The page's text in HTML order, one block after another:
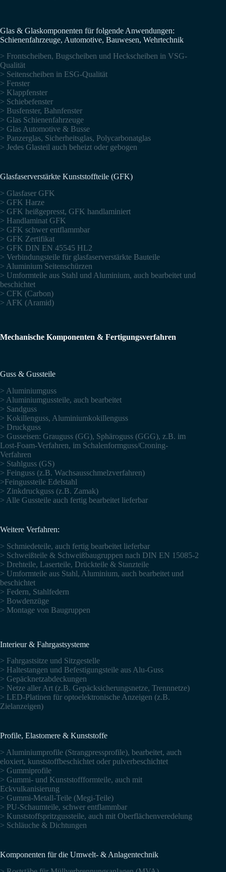
Glas & Glaskomponenten für folgende Anwendungen:
Schienenfahrzeuge, Automotive, Bauwesen, Wehrtechnik
> Frontscheiben, Bugscheiben und Heckscheiben in VSG-
Qualität
> Seitenscheiben in ESG-Qualität
> Fenster
> Klappfenster
> Schiebefenster
> Busfenster, Bahnfenster
> Glas Schienenfahrzeuge
> Glas Automotive & Busse
> Panzerglas, Sicherheitsglas, Polycarbonatglas
> Jedes Glasteil auch beheizt oder gebogen
Glasfaserverstärkte Kunststoffteile (GFK)
> Glasfaser GFK
> GFK Harze
> GFK heißgepresst, GFK handlaminiert
> Handlaminat GFK
> GFK schwer entflammbar
> GFK Zertifikat
> GFK DIN EN 45545 HL2
> Verbindungsteile für glasfaserverstärkte Bauteile
> Aluminium Seitenschürzen
> Umformteile aus Stahl und Aluminium, auch bearbeitet und
beschichtet
> CFK (Carbon)
> AFK (Aramid)
Mechanische Komponenten & Fertigungsverfahren
Guss & Gussteile
> Aluminiumguss
> Aluminiumgussteile, auch bearbeitet
> Sandguss
> Kokillenguss, Aluminiumkokillenguss
> Druckguss
> Gusseisen: Grauguss (GG), Sphäroguss (GGG), z.B. im
Lost-Foam-Verfahren, im Schalenformguss/Croning-
Verfahren
> Stahlguss (GS)
> Feinguss (z.B. Wachsausschmelzverfahren)
>Feingussteile Edelstahl
> Zinkdruckguss (z.B. Zamak)
> Alle Gussteile auch fertig bearbeitet lieferbar
Weitere Verfahren:
> Schmiedeteile, auch fertig bearbeitet lieferbar
> Schweißteile & Schweißbaugruppen nach DIN EN 15085-2
> Drehteile, Laserteile, Drückteile & Stanzteile
> Umformteile aus Stahl, Aluminium, auch bearbeitet und
beschichtet
> Federn, Stahlfedern
> Bowdenzüge
> Montage von Baugruppen
Interieur & Fahrgastsysteme
> Fahrgastsitze und Sitzgestelle
> Haltestangen und Befestigungsteile aus Alu-Guss
> Gepäcknetzabdeckungen
> Netze aller Art (z.B. Gepäcksicherungsnetze, Trennnetze)
> LED-Platinen für optoelektronische Anzeigen (z.B.
Zielanzeigen)
Profile, Elastomere & Kunststoffe
> Aluminiumprofile (Strangpressprofile), bearbeitet, auch
eloxiert, kunststoffbeschichtet oder pulverbeschichtet
> Gummiprofile
> Gummi- und Kunststoffformteile, auch mit
Eckvulkanisierung
> Gummi-Metall-Teile (Megi-Teile)
> PU-Schaumteile, schwer entflammbar
> Kunststoffspritzgussteile, auch mit Oberflächenveredelung
> Schläuche & Dichtungen
Komponenten für die Umwelt- & Anlagentechnik